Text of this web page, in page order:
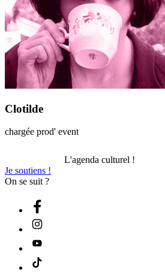
Clotilde
chargée prod' event
L'agenda culturel !
Je soutiens !
On se suit ?